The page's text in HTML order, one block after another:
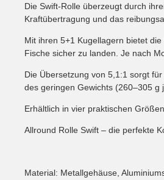
Die Swift-Rolle überzeugt durch
Kraftübertragung und das
Mit ihren 5+1 Kugellagern bietet
Fische sicher zu landen. Je nach
Die Übersetzung von 5,1:1 sorgt
des geringen Gewichts (260–305 g
Erhältlich in vier praktischen
Allround Rolle Swift – die perfekte
Material: Metallgehäuse,